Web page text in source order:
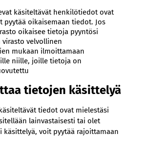
käsiteltävät henkilötiedot ovat
pyytää oikaisemaan tiedot. Jos
oikaisee tietoja pyyntösi
velvollinen
mukaan ilmoittamaan
niille, joille tietoja on
tietojen käsittelyä
tiedot ovat mielestäsi
lainvastaisesti tai olet
käsittelyä, voit pyytää rajoittamaan